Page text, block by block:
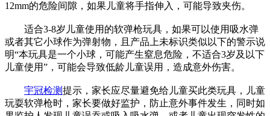
12mm的危险间隙，如果儿童将手指伸入，可能导致夹伤。
适合3-8岁儿童使用的软弹枪玩具，如果可以使用吸水弹
或者其它小球作为弹射物，且产品上未标识类似以下的警示说
明“本玩具是一个小球，可能产生窒息危险，不适合3岁及以下
儿童使用”，可能会导致低龄儿童误用，造成意外伤害。
宇冠检测提示，家长应尽量避免给儿童买此类玩具，儿童
玩耍软弹枪时，家长要做好监护，防止意外事件发生，同时如